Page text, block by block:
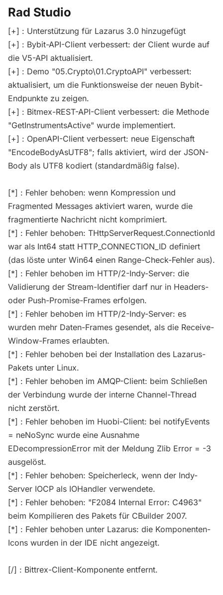
Rad Studio
[+] : Unterstützung für Lazarus 3.0 hinzugefügt
[+] : Bybit-API-Client verbessert: der Client wurde auf
die V5-API aktualisiert.
[+] : Demo "05.Crypto\01.CryptoAPI" verbessert:
aktualisiert, um die Funktionsweise der neuen Bybit-
Endpunkte zu zeigen.
[+] : Bitmex-REST-API-Client verbessert: die Methode
"GetInstrumentsActive" wurde implementiert.
[+] : OpenAPI-Client verbessert: neue Eigenschaft
"EncodeBodyAsUTF8"; falls aktiviert, wird der JSON-
Body als UTF8 kodiert (standardmäßig false).
[*] : Fehler behoben: wenn Kompression und
Fragmented Messages aktiviert waren, wurde die
fragmentierte Nachricht nicht komprimiert.
[*] : Fehler behoben: THttpServerRequest.ConnectionId
war als Int64 statt HTTP_CONNECTION_ID definiert
(das löste unter Win64 einen Range-Check-Fehler aus).
[*] : Fehler behoben im HTTP/2-Indy-Server: die
Validierung der Stream-Identifier darf nur in Headers-
oder Push-Promise-Frames erfolgen.
[*] : Fehler behoben im HTTP/2-Indy-Server: es
wurden mehr Daten-Frames gesendet, als die Receive-
Window-Frames erlaubten.
[*] : Fehler behoben bei der Installation des Lazarus-
Pakets unter Linux.
[*] : Fehler behoben im AMQP-Client: beim Schließen
der Verbindung wurde der interne Channel-Thread
nicht zerstört.
[*] : Fehler behoben im Huobi-Client: bei notifyEvents
= neNoSync wurde eine Ausnahme
EDecompressionError mit der Meldung Zlib Error = -3
ausgelöst.
[*] : Fehler behoben: Speicherleck, wenn der Indy-
Server IOCP als IOHandler verwendete.
[*] : Fehler behoben: "F2084 Internal Error: C4963"
beim Kompilieren des Pakets für CBuilder 2007.
[*] : Fehler behoben unter Lazarus: die Komponenten-
Icons wurden in der IDE nicht angezeigt.
[/] : Bittrex-Client-Komponente entfernt.